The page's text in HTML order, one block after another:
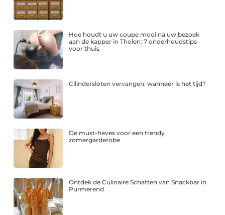
Hoe houdt u uw coupe mooi na uw bezoek
aan de kapper in Tholen: 7 onderhoudstips
voor thuis
Cilindersloten vervangen: wanneer is het tijd?
De must-haves voor een trendy
zomergarderobe
Ontdek de Culinaire Schatten van Snackbar in
Purmerend